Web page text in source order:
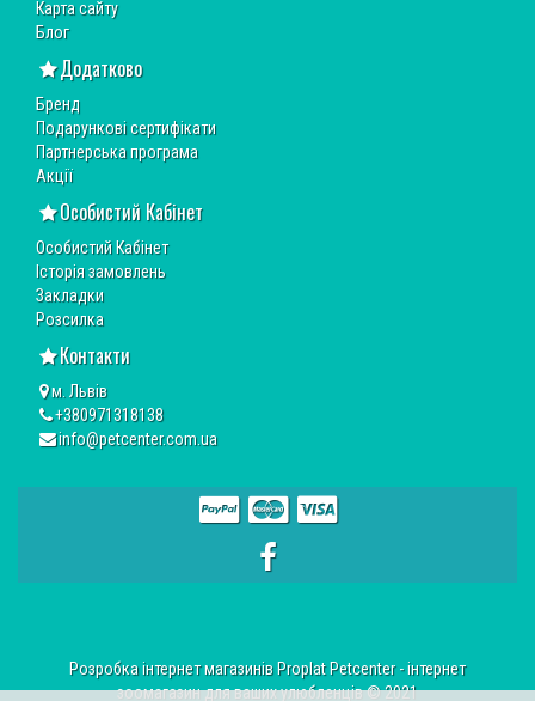
Карта сайту
Блог
Додатково
Бренд
Подарункові сертифікати
Партнерська програма
Акції
Особистий Кабінет
Особистий Кабінет
Історія замовлень
Закладки
Розсилка
Контакти
м. Львів
+380971318138
info@petcenter.com.ua
Розробка інтернет магазинів ProplatPetcenter - інтернет
зоомагазин для ваших улюбленців © 2021